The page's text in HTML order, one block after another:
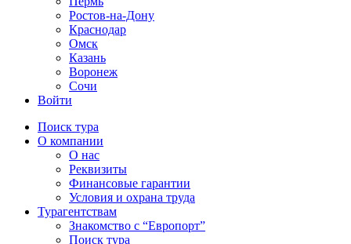
Ростов-на-Дону
Краснодар
Омск
Казань
Воронеж
Сочи
Войти
Поиск тура
О компании
О нас
Реквизиты
Финансовые гарантии
Условия и охрана труда
Турагентствам
Знакомство с “Европорт”
Поиск тура